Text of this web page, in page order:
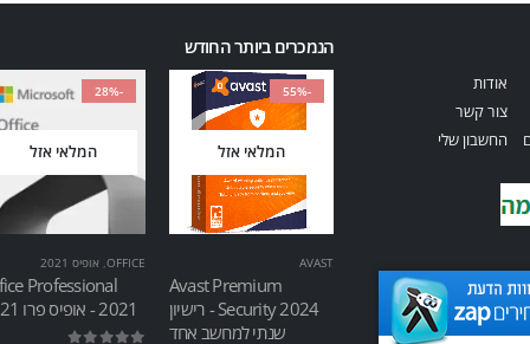
אודות
צור קשר
החשבון שלי
הנמכרים ביותר החודש
-55%
המלאי אזל
AVAST
Avast Premium
Security 2024 - רישיון
שנתי למחשב אחד
-28%
המלאי אזל
OFFICE
, אופיס 2021
Professional
2021 - אופיס פרו 2021